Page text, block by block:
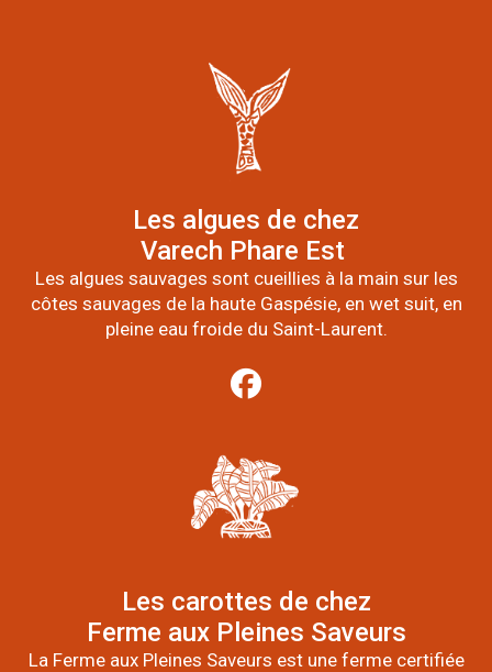
Les algues de chez
Varech Phare Est
Les algues sauvages sont cueillies à la main sur les
côtes sauvages de la haute Gaspésie, en wet suit, en
pleine eau froide du Saint-Laurent.
Les carottes de chez
Ferme aux Pleines Saveurs
La Ferme aux Pleines Saveurs est une ferme certifiée